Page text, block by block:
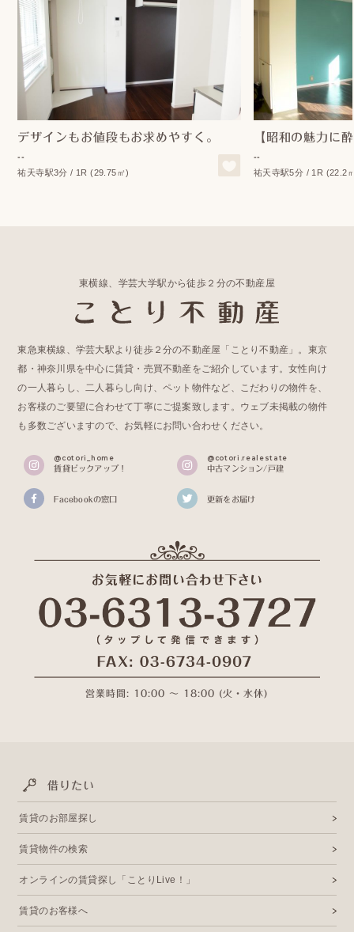
デザインもお値段もお求めやすく。
--
祐天寺駅3分 / 1R (29.75㎡)
--
祐天寺駅5分 / 1R (22.2
東横線、学芸大学駅から徒歩２分の不動産屋
東急東横線、学芸大駅より徒歩２分の不動産屋「ことり不動産」。東京
都・神奈川県を中心に賃貸・売買不動産をご紹介しています。女性向け
の一人暮らし、二人暮らし向け、ペット物件など、こだわりの物件を、
お客様のご要望に合わせて丁寧にご提案致します。ウェブ未掲載の物件
も多数ございますので、お気軽にお問い合わせください。
@cotori_home
賃貸ピックアップ！
@cotori.realestate
中古マンション/戸建
Facebookの窓口 更新をお届け
営業時間: 10:00 〜 18:00 (火・水休)
借りたい
賃貸のお部屋探し
賃貸物件の検索
オンラインの賃貸探し「ことりLive！」
賃貸のお客様へ